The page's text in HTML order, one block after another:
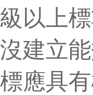
級以上
沒建立
標應具